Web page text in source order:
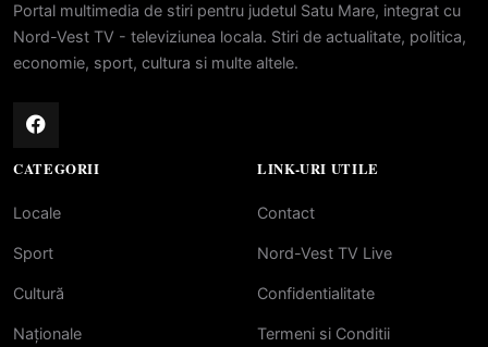
Portal multimedia de stiri pentru judetul Satu Mare, integrat cu
Nord-Vest TV - televiziunea locala. Stiri de actualitate, politica,
economie, sport, cultura si multe altele.
CATEGORII
Locale
Sport
Cultură
Naționale
LINK-URI UTILE
Contact
Nord-Vest TV Live
Confidentialitate
Termeni si Conditii